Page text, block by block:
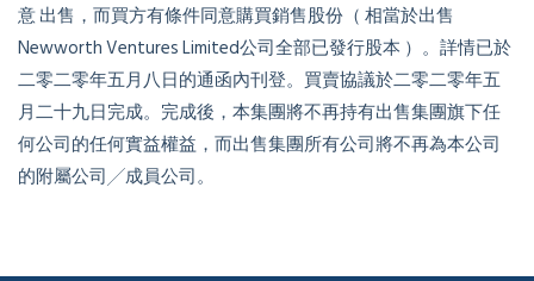
意 出售，而買方有條件同意購買銷售股份（ 相當於出售
Newworth Ventures Limited公司全部已發行股本 ）。詳情已於
二零二零年五月八日的通函內刊登。買賣協議於二零二零年五
月二十九日完成。完成後，本集團將不再持有出售集團旗下任
何公司的任何實益權益，而出售集團所有公司將不再為本公司
的附屬公司╱成員公司。